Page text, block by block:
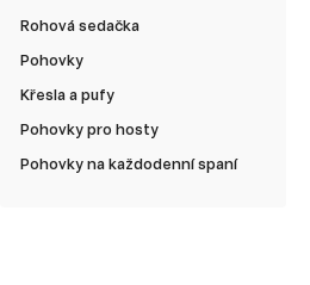
Rohová sedačka
Pohovky
Křesla a pufy
Pohovky pro hosty
Pohovky na každodenní spaní